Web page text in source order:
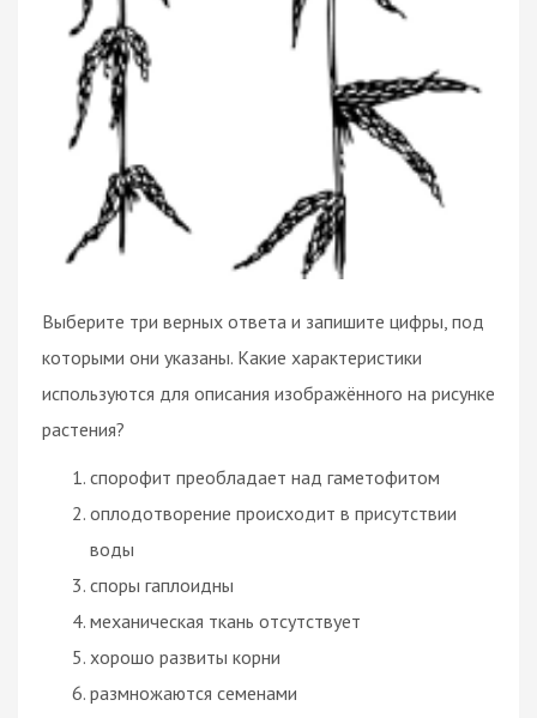
Выберите три верных ответа и запишите цифры, под
которыми они указаны. Какие характеристики
используются для описания изображённого на рисунке
растения?
спорофит преобладает над гаметофитом
оплодотворение происходит в присутствии
воды
споры гаплоидны
механическая ткань отсутствует
хорошо развиты корни
размножаются семенами